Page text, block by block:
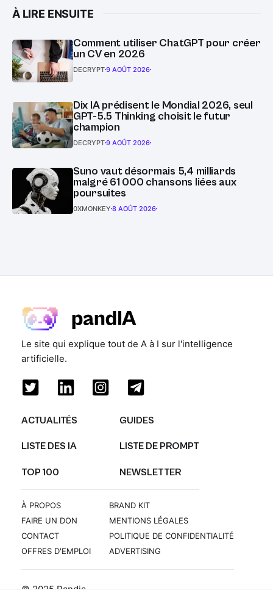
À LIRE ENSUITE
Comment utiliser ChatGPT pour créer
un CV en 2026
DECRYPT9 AOÛT 2026
Dix IA prédisent le Mondial 2026, seul
GPT-5.5 Thinking choisit le futur
champion
DECRYPT9 AOÛT 2026
Suno vaut désormais 5,4 milliards
malgré 61 000 chansons liées aux
poursuites
0XMONKEY 8 AOÛT 2026
Le site qui explique tout de A à I sur l'intelligence
artificielle.
ACTUALITÉS GUIDES
LISTE DES IA LISTE DE PROMPT
TOP 100 NEWSLETTER
À PROPOS
FAIRE UN DON
CONTACT
OFFRES D'EMPLOI
BRAND KIT
MENTIONS LÉGALES
POLITIQUE DE CONFIDENTIALITÉ
ADVERTISING